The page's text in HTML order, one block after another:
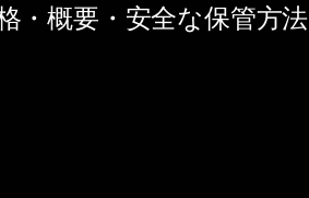
・概要・安全な保管方法